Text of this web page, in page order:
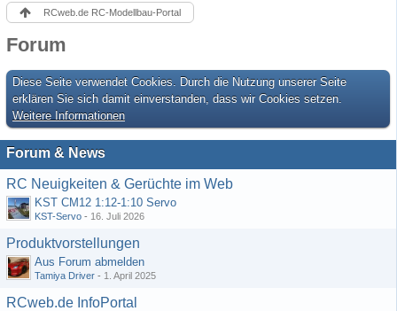
RCweb.de RC-Modellbau-Portal
Forum
Diese Seite verwendet Cookies. Durch die Nutzung unserer Seite
erklären Sie sich damit einverstanden, dass wir Cookies setzen.
Weitere Informationen
Forum & News
RC Neuigkeiten & Gerüchte im Web
KST CM12 1:12-1:10 Servo
KST-Servo - 16. Juli 2026
Produktvorstellungen
Aus Forum abmelden
Tamiya Driver - 1. April 2025
RCweb.de InfoPortal